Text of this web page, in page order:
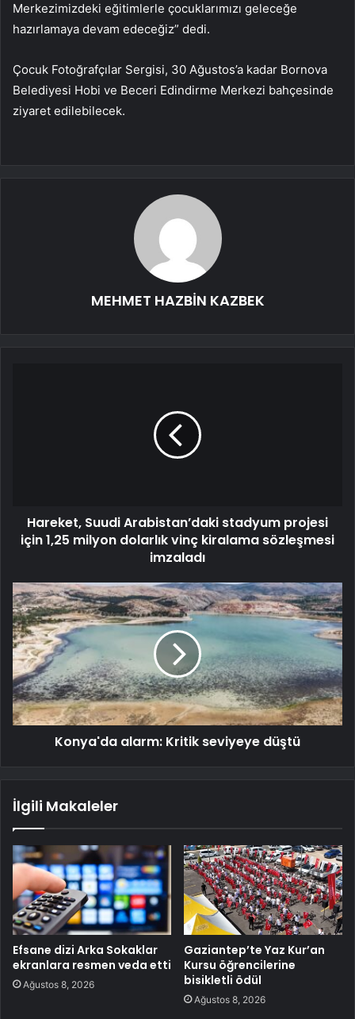
Merkezimizdeki eğitimlerle çocuklarımızı geleceğe
hazırlamaya devam edeceğiz” dedi.
Çocuk Fotoğrafçılar Sergisi, 30 Ağustos’a kadar Bornova
Belediyesi Hobi ve Beceri Edindirme Merkezi bahçesinde
ziyaret edilebilecek.
MEHMET HAZBİN KAZBEK
Hareket, Suudi Arabistan’daki stadyum projesi
için 1,25 milyon dolarlık vinç kiralama sözleşmesi
imzaladı
Konya'da alarm: Kritik seviyeye düştü
İlgili Makaleler
Efsane dizi Arka Sokaklar
ekranlara resmen veda etti
Ağustos 8, 2026
Gaziantep’te Yaz Kur’an
Kursu öğrencilerine
bisikletli ödül
Ağustos 8, 2026